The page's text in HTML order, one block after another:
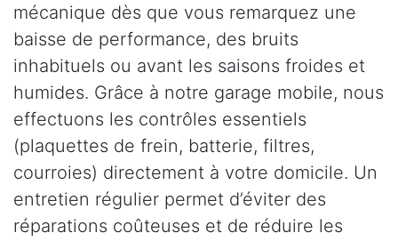
mécanique dès que vous remarquez une
baisse de performance, des bruits
inhabituels ou avant les saisons froides et
humides. Grâce à notre garage mobile, nous
effectuons les contrôles essentiels
(plaquettes de frein, batterie, filtres,
courroies) directement à votre domicile. Un
entretien régulier permet d’éviter des
réparations coûteuses et de réduire les